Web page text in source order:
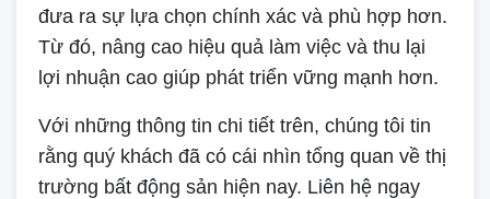
đưa ra sự lựa chọn chính xác và phù hợp hơn.
Từ đó, nâng cao hiệu quả làm việc và thu lại
lợi nhuận cao giúp phát triển vững mạnh hơn.
Với những thông tin chi tiết trên, chúng tôi tin
rằng quý khách đã có cái nhìn tổng quan về thị
trường bất động sản hiện nay. Liên hệ ngay